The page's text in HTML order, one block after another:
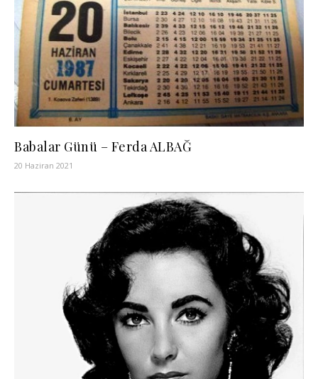
Babalar Günü – Ferda ALBAĞ
20 Haziran 2021